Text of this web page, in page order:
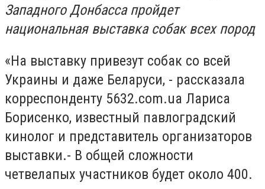
Западного Донбасса пройдет
национальная выставка собак всех пород
«На выставку привезут собак со всей
Украины и даже Беларуси, - рассказала
корреспонденту 5632.com.ua Лариса
Борисенко, известный павлоградский
кинолог и представитель организаторов
выставки.- В общей сложности
четвелапых участников будет около 400.